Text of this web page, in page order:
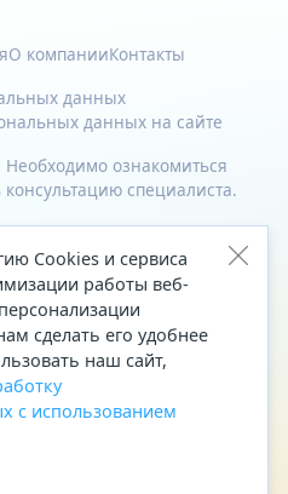
О компанииКонтакты
данных
данных на сайте
ознакомиться
специалиста.
19 (вход в здание со стороны
Cookies и сервиса
работы веб-
сделать его удобнее
наш сайт,
с использованием